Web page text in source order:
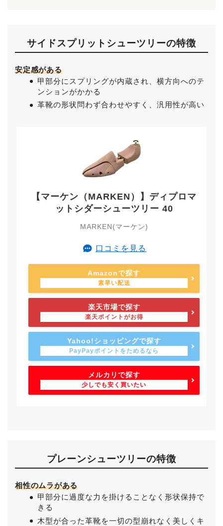
サイドスプリットシューツリーの特徴
安定感がある
甲部分にスプリングが内蔵され、横方向へのテ
ンションがかかる
革靴の形状問わず合わせやすく、汎用性が高い
【マーケン（MARKEN）】ディプロマ
ットシダーシューツリー 40
MARKEN(マーケン)
口コミを見る
Amazonで探す
楽天市場で探す
Yahoo!ショッピングで探す
メルカリで探す
プレーンシューツリーの特徴
相性のムラがある
甲部分に過度な力を掛けることなく形状保持で
きる
木型が合った革靴を一切の型崩れなく美しくキ